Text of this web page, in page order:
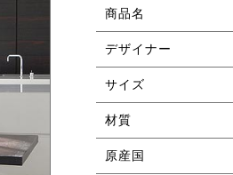
商品名
デザイナー
サイズ
材質
原産国